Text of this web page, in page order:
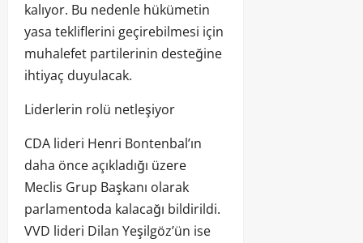
kalıyor. Bu nedenle hükümetin
yasa tekliflerini geçirebilmesi için
muhalefet partilerinin desteğine
ihtiyaç duyulacak.
Liderlerin rolü netleşiyor
CDA lideri Henri Bontenbal’ın
daha önce açıkladığı üzere
Meclis Grup Başkanı olarak
parlamentoda kalacağı bildirildi.
VVD lideri Dilan Yeşilgöz’ün ise